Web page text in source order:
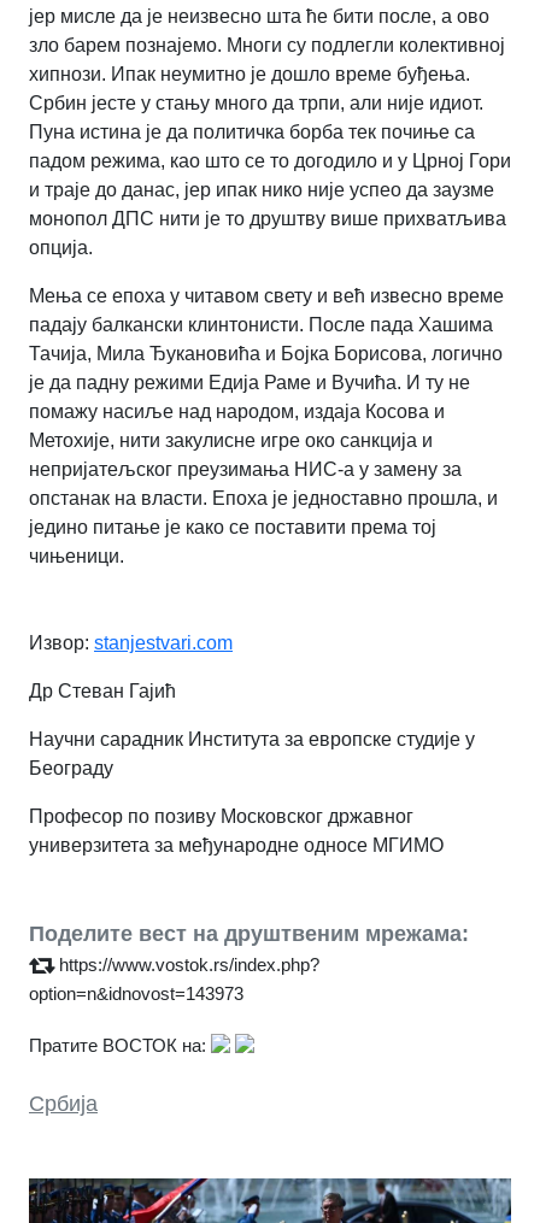
јер мисле да је неизвесно шта ће бити после, а ово
зло барем познајемо. Многи су подлегли колективној
хипнози. Ипак неумитно је дошло време буђења.
Србин јесте у стању много да трпи, али није идиот.
Пуна истина је да политичка борба тек почиње са
падом режима, као што се то догодило и у Црној Гори
и траје до данас, јер ипак нико није успео да заузме
монопол ДПС нити је то друштву више прихватљива
опција.
Мења се епоха у читавом свету и већ извесно време
падају балкански клинтонисти. После пада Хашима
Тачија, Мила Ђукановића и Бојка Борисова, логично
је да падну режими Едија Раме и Вучића. И ту не
помажу насиље над народом, издаја Косова и
Метохије, нити закулисне игре око санкција и
непријатељског преузимања НИС-а у замену за
опстанак на власти. Епоха је једноставно прошла, и
једино питање је како се поставити према тој
чињеници.
Извор: stanjestvari.com
Др Стеван Гајић
Научни сарадник Института за европске студије у
Београду
Професор по позиву Московског државног
универзитета за међународне односе МГИМО
Поделите вест на друштвеним мрежама:
https://www.vostok.rs/index.php?
option=n&idnovost=143973
Пратите ВОСТОК на:
Србија